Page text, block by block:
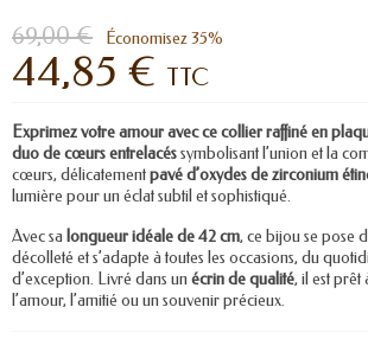
69,00 € Économisez 35%
44,85 € TTC
Exprimez votre amour avec ce collier raffiné en
duo de cœurs entrelacéssymbolisant l’union et la
cœurs, délicatementpavé d’oxydes de zirconium
lumière pour un éclat subtil et sophistiqué.
Avec sa longueur idéale de 42 cm, ce bijou se pose
décolleté et s’adapte à toutes les occasions, du
d’exception. Livré dans un écrin de qualité, il est
l’amour, l’amitié ou un souvenir précieux.